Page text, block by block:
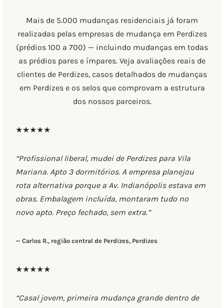
Mais de 5.000 mudanças residenciais já foram
realizadas pelas empresas de mudança em Perdizes
(prédios 100 a 700) — incluindo mudanças em todas
as prédios pares e ímpares. Veja avaliações reais de
clientes de Perdizes, casos detalhados de mudanças
em Perdizes e os selos que comprovam a estrutura
dos nossos parceiros.
★★★★★
“Profissional liberal, mudei de Perdizes para Vila
Mariana. Apto 3 dormitórios. A empresa planejou
rota alternativa porque a Av. Indianópolis estava em
obras. Embalagem incluída, montaram tudo no
novo apto. Preço fechado, sem extra.”
— Carlos R., região central de Perdizes, Perdizes
★★★★★
“Casal jovem, primeira mudança grande dentro de